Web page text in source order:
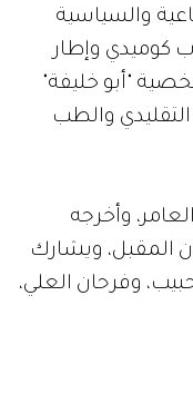
والسياسية
كوميدي وإطار
"أبو خليفة"
والطب
وأخرجه
ويشارك
وفرحان العلي،